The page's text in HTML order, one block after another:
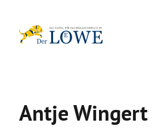
Inhalt
Antje Wingert